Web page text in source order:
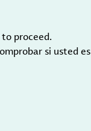
proceed.
si usted